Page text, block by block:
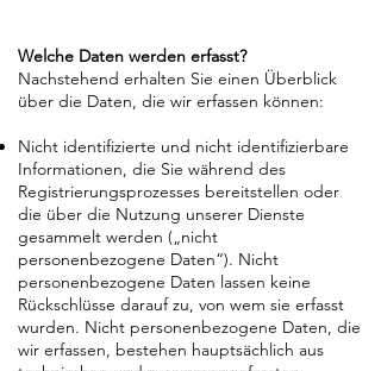
Welche Daten werden erfasst?
Nachstehend erhalten Sie einen Überblick
über die Daten, die wir erfassen können:
Nicht identifizierte und nicht identifizierbare
Informationen, die Sie während des
Registrierungsprozesses bereitstellen oder
die über die Nutzung unserer Dienste
gesammelt werden („nicht
personenbezogene Daten“). Nicht
personenbezogene Daten lassen keine
Rückschlüsse darauf zu, von wem sie erfasst
wurden. Nicht personenbezogene Daten, die
wir erfassen, bestehen hauptsächlich aus